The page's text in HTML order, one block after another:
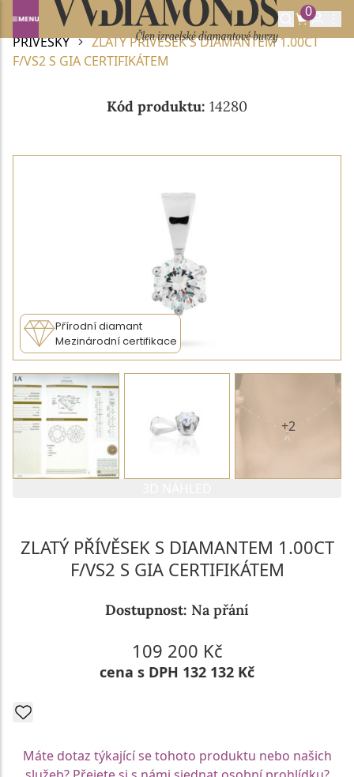
0
Domů DIAMANTOVÉ ŠPERKY
DIAMANTOVÉ
PŘÍVĚSKY
ZLATÝ PŘÍVĚSEK S DIAMANTEM 1.00CT
F/VS2 S GIA CERTIFIKÁTEM
Kód produktu: 14280
Přírodní diamant
Mezinárodní certifikace
+2
ZLATÝ PŘÍVĚSEK S DIAMANTEM 1.00CT
F/VS2 S GIA CERTIFIKÁTEM
Dostupnost: Na přání
109 200 Kč
cena s DPH 132 132 Kč
Máte dotaz týkající se tohoto produktu nebo našich